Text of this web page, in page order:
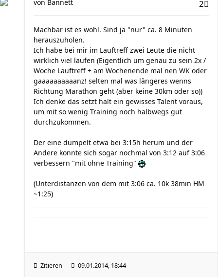
2
von Bannett
Machbar ist es wohl. Sind ja "nur" ca. 8 Minuten
herauszuholen.
Ich habe bei mir im Lauftreff zwei Leute die nicht
wirklich viel laufen (Eigentlich um genau zu sein 2x /
Woche Lauftreff + am Wochenende mal nen WK oder
gaaaaaaaaaanz! selten mal was längeres wenns
Richtung Marathon geht (aber keine 30km oder so))
Ich denke das setzt halt ein gewisses Talent voraus,
um mit so wenig Training noch halbwegs gut
durchzukommen.
Der eine dümpelt etwa bei 3:15h herum und der
Andere konnte sich sogar nochmal von 3:12 auf 3:06
verbessern "mit ohne Training"
(Unterdistanzen von dem mit 3:06 ca. 10k 38min HM
~1:25)
Zitieren 09.01.2014, 18:44